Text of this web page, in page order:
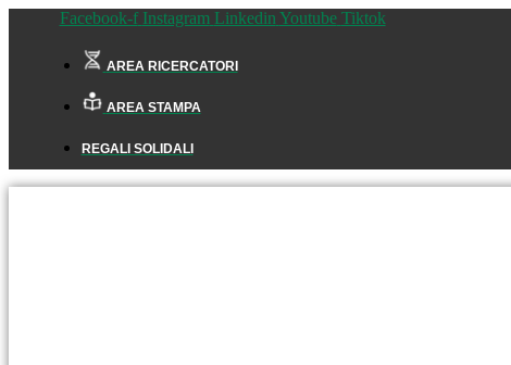
Facebook-f Instagram Linkedin Youtube Tiktok
AREA RICERCATORI
AREA STAMPA
REGALI SOLIDALI